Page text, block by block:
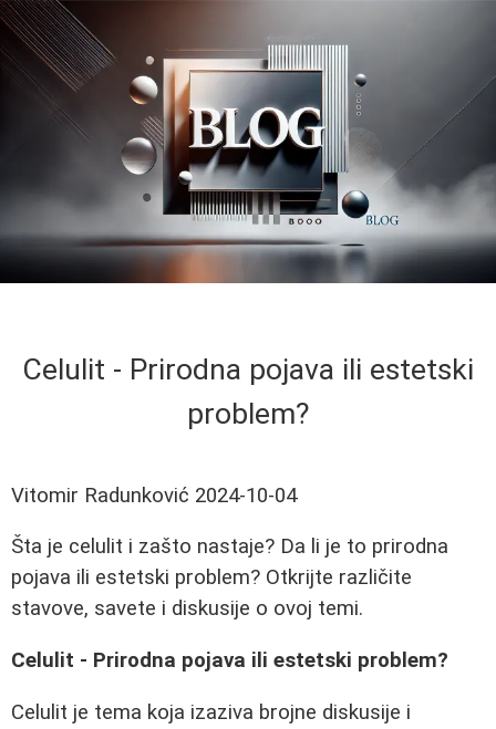
Celulit - Prirodna pojava ili estetski
problem?
Vitomir Radunković 2024-10-04
Šta je celulit i zašto nastaje? Da li je to prirodna
pojava ili estetski problem? Otkrijte različite
stavove, savete i diskusije o ovoj temi.
Celulit - Prirodna pojava ili estetski problem?
Celulit je tema koja izaziva brojne diskusije i